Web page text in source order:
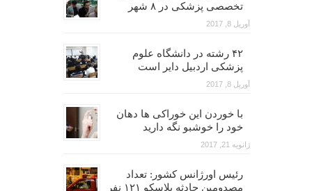
تخصصی پزشکی در ۸ شهر
آوریل 8, 2017
۴۲ رشته در دانشگاه علوم
پزشکی اردبیل دایر است
آوریل 8, 2017
با خوردن این خوراکی ها دهان
خود را خوشبو نگه دارید
ژانویه 21, 2017
رئیس اورژانس کشور: تعداد
مصدومین حادثه پلاسکو ۱۲۱ نفر